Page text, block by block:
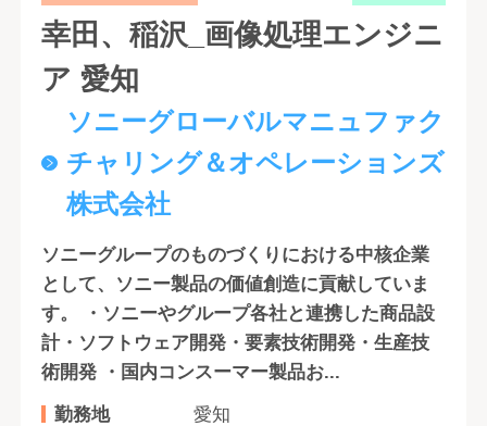
幸田、稲沢_画像処理エンジニ
ア 愛知
ソニーグローバルマニュファク
チャリング＆オペレーションズ
株式会社
ソニーグループのものづくりにおける中核企業
として、ソニー製品の価値創造に貢献していま
す。 ・ソニーやグループ各社と連携した商品設
計・ソフトウェア開発・要素技術開発・生産技
術開発 ・国内コンスーマー製品お...
勤務地
愛知